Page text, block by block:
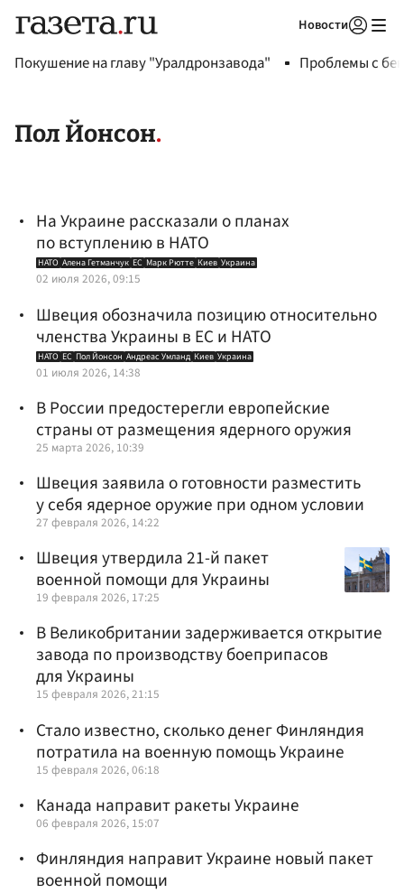
Новости
Покушение на главу "Уралдронзавода" Проблемы с
Пол Йонсон
На Украине рассказали о планах
по вступлению в НАТО
НАТО Алена Гетманчук ЕС Марк Рютте Киев Украина
02 июля 2026, 09:15
Швеция обозначила позицию относительно
членства Украины в ЕС и НАТО
НАТО ЕС Пол Йонсон Андреас Умланд Киев Украина
01 июля 2026, 14:38
В России предостерегли европейские
страны от размещения ядерного оружия
25 марта 2026, 10:39
Швеция заявила о готовности разместить
у себя ядерное оружие при одном условии
27 февраля 2026, 14:22
Швеция утвердила 21-й пакет
военной помощи для Украины
19 февраля 2026, 17:25
В Великобритании задерживается открытие
завода по производству боеприпасов
для Украины
15 февраля 2026, 21:15
Стало известно, сколько денег Финляндия
потратила на военную помощь Украине
15 февраля 2026, 06:18
Канада направит ракеты Украине
06 февраля 2026, 15:07
Финляндия направит Украине новый пакет
военной помощи